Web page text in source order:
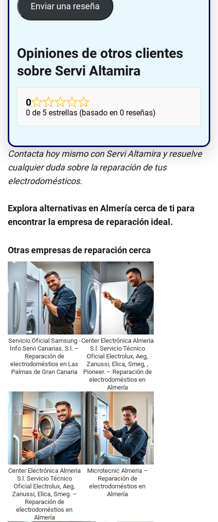
Enviar una reseña
Opiniones de otros clientes
sobre Servi Altamira
0
0 de 5 estrellas (basado en 0 reseñas)
Contacta hoy mismo con Servi Altamira y resuelve
cualquier duda sobre la reparación de tus
electrodomésticos.
Explora alternativas en Almería cerca de ti para
encontrar la empresa de reparación ideal.
Otras empresas de reparación cerca
Servicio Oficial Samsung -
Info Servi Canarias. S.l. –
Reparación de
electrodoméstios en Las
Palmas de Gran Canaria
Center Electrónica Almeria
S.l. Servicio Técnico
Oficial Electrolux, Aeg,
Zanussi, Elica, Smeg, ,
Pioneer. – Reparación de
electrodoméstios en
Almería
Center Electrónica Almeria
S.l. Servicio Técnico
Oficial Electrolux, Aeg,
Zanussi, Elica, Smeg. –
Reparación de
electrodoméstios en
Almería
Microtecnic Almeria –
Reparación de
electrodoméstios en
Almería